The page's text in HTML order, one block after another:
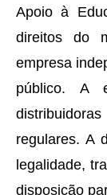
Apoio à
direitos do
empresa
público. A
regulares. A
legalidade,
disposição